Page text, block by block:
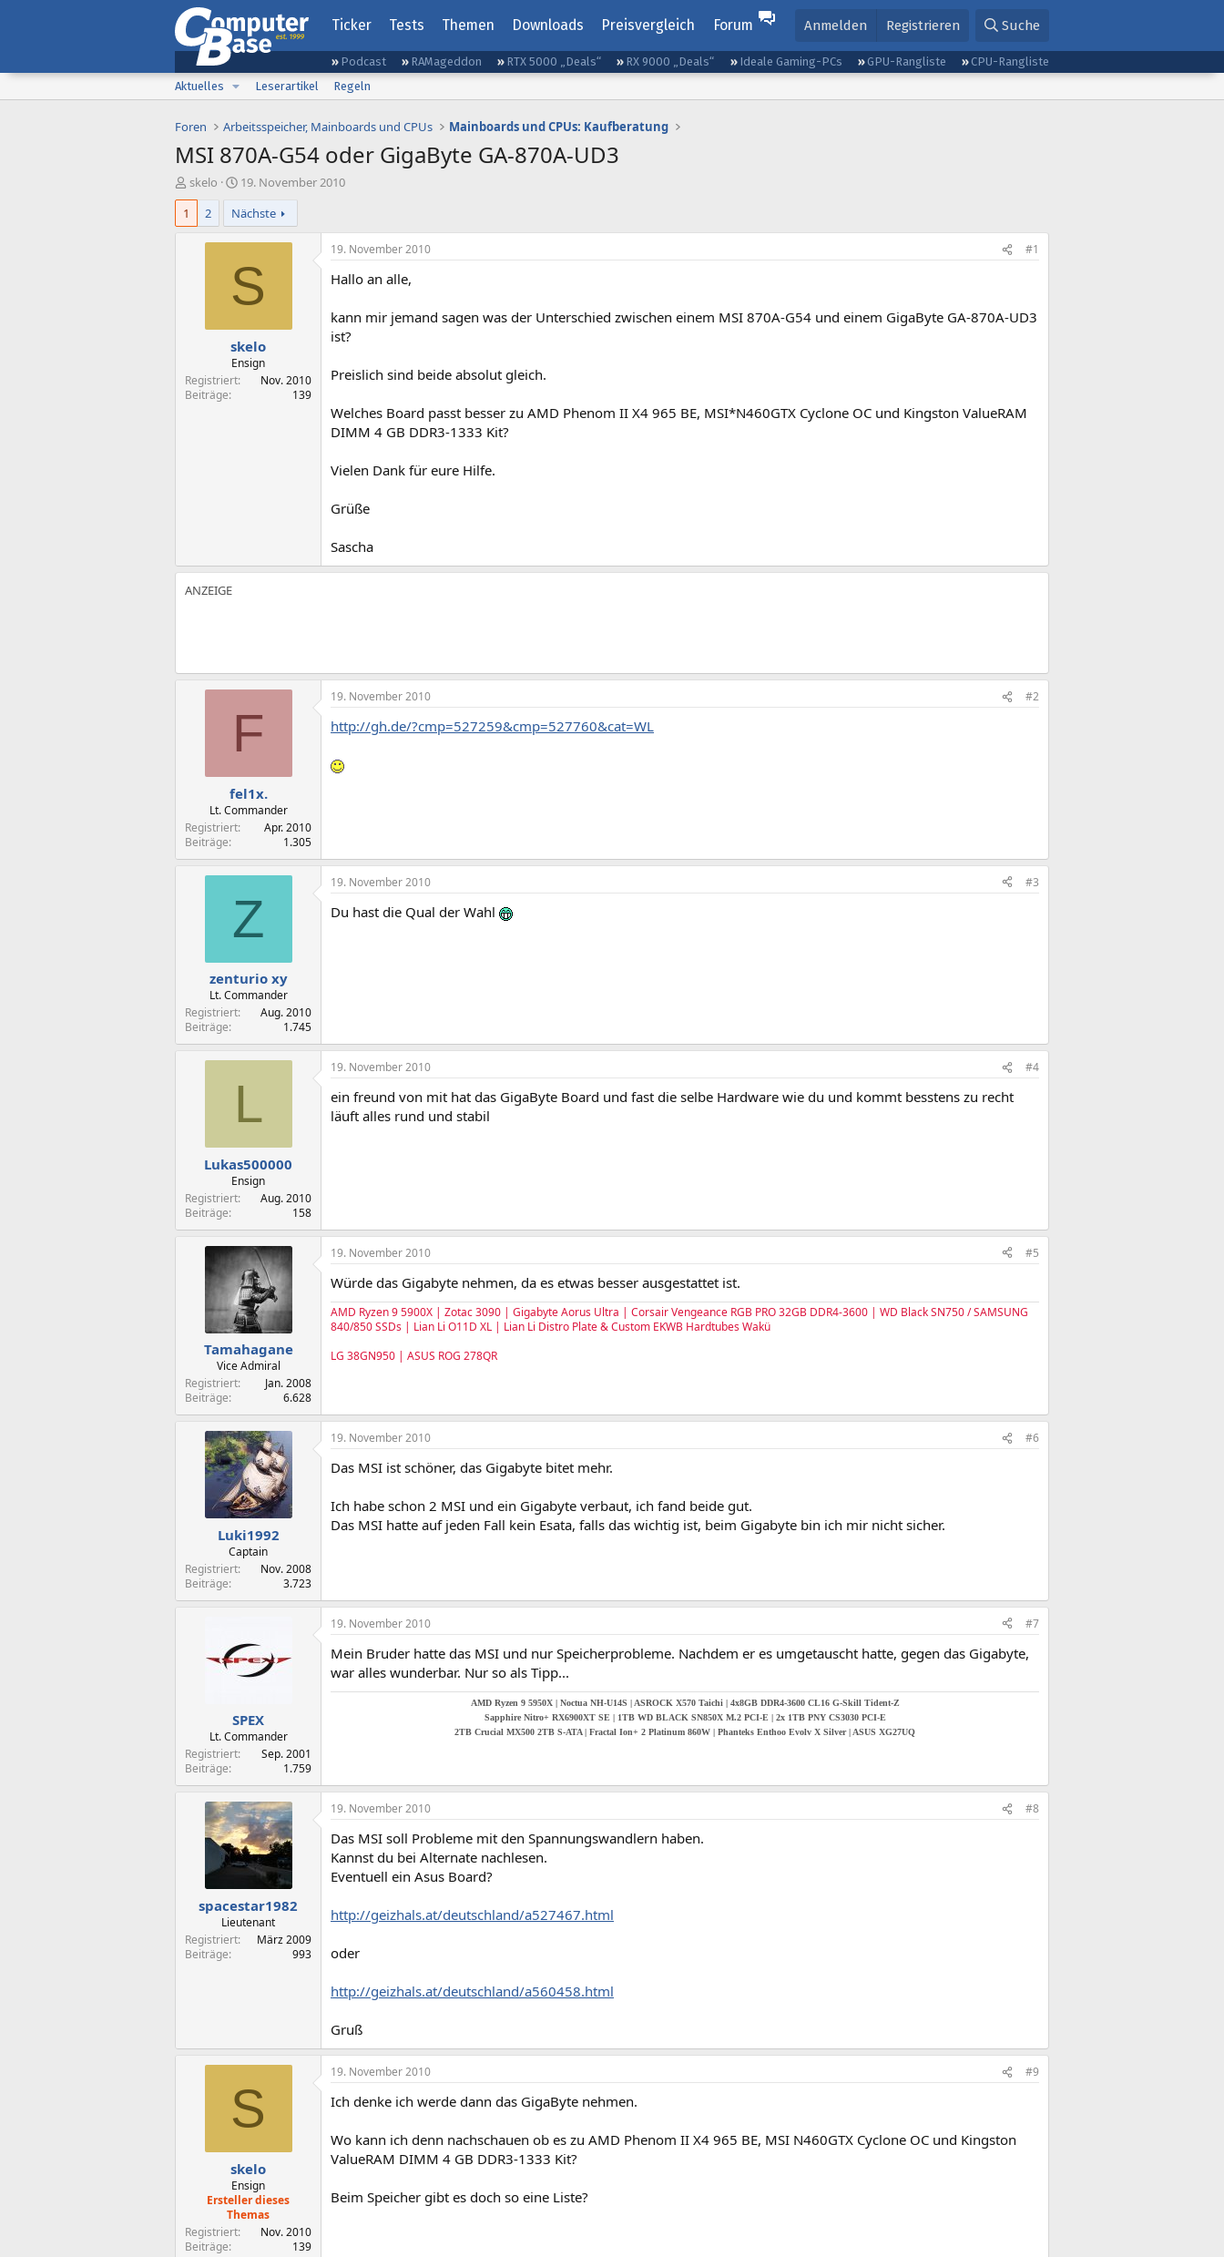
Ticker Tests Themen Downloads Preisvergleich Forum Anmelden Registrieren Suche
Podcast RAMageddon RTX 5000 „Deals“ RX 9000 „Deals“ Ideale Gaming-PCs GPU-Rangliste
CPU-Rangliste
Aktuelles
Leserartikel Regeln
Foren Arbeitsspeicher, Mainboards und CPUs Mainboards und CPUs: Kaufberatung
MSI 870A-G54 oder GigaByte GA-870A-UD3
E
r
t
skelo
E
r
s
t
e
l
t
m
19. November 2010
1
2 Nächste
S
skelo
Ensign
Registriert
Nov. 2010
Beiträge
139
19. November 2010 #1
Hallo an alle,
kann mir jemand sagen was der Unterschied zwischen einem MSI 870A-G54 und einem GigaByte GA-870A-UD3
ist?
Preislich sind beide absolut gleich.
Welches Board passt besser zu AMD Phenom II X4 965 BE, MSI*N460GTX Cyclone OC und Kingston ValueRAM
DIMM 4 GB DDR3-1333 Kit?
Vielen Dank für eure Hilfe.
Grüße
Sascha
F
fel1x.
Lt. Commander
Registriert
Apr. 2010
Beiträge
1.305
19. November 2010 #2
http://gh.de/?cmp=527259&cmp=527760&cat=WL
Z
zenturio xy
Lt. Commander
Registriert
Aug. 2010
Beiträge
1.745
19. November 2010 #3
Du hast die Qual der Wahl
L
Lukas500000
Ensign
Registriert
Aug. 2010
Beiträge
158
19. November 2010 #4
ein freund von mit hat das GigaByte Board und fast die selbe Hardware wie du und kommt besstens zu recht
läuft alles rund und stabil
Tamahagane
Vice Admiral
Registriert
Jan. 2008
Beiträge
6.628
19. November 2010 #5
Würde das Gigabyte nehmen, da es etwas besser ausgestattet ist.
AMD Ryzen 9 5900X | Zotac 3090 | Gigabyte Aorus Ultra | Corsair Vengeance RGB PRO 32GB DDR4-3600 | WD Black SN750 / SAMSUNG
840/850 SSDs | Lian Li O11D XL | Lian Li Distro Plate & Custom EKWB Hardtubes Wakü
LG 38GN950 | ASUS ROG 278QR
Luki1992
Captain
Registriert
Nov. 2008
Beiträge
3.723
19. November 2010 #6
Das MSI ist schöner, das Gigabyte bitet mehr.
Ich habe schon 2 MSI und ein Gigabyte verbaut, ich fand beide gut.
Das MSI hatte auf jeden Fall kein Esata, falls das wichtig ist, beim Gigabyte bin ich mir nicht sicher.
SPEX
Lt. Commander
Registriert
Sep. 2001
Beiträge
1.759
19. November 2010 #7
Mein Bruder hatte das MSI und nur Speicherprobleme. Nachdem er es umgetauscht hatte, gegen das Gigabyte,
war alles wunderbar. Nur so als Tipp...
AMD Ryzen 9 5950X | Noctua NH-U14S | ASROCK X570 Taichi | 4x8GB DDR4-3600 CL16 G-Skill Tident-Z
Sapphire Nitro+ RX6900XT SE | 1TB WD BLACK SN850X M.2 PCI-E | 2x 1TB PNY CS3030 PCI-E
2TB Crucial MX500 2TB S-ATA | Fractal Ion+ 2 Platinum 860W | Phanteks Enthoo Evolv X Silver | ASUS XG27UQ
spacestar1982
Lieutenant
Registriert
März 2009
Beiträge
993
19. November 2010 #8
Das MSI soll Probleme mit den Spannungswandlern haben.
Kannst du bei Alternate nachlesen.
Eventuell ein Asus Board?
http://geizhals.at/deutschland/a527467.html
oder
http://geizhals.at/deutschland/a560458.html
Gruß
S
skelo
Ensign
Ersteller dieses
Themas
Registriert
Nov. 2010
Beiträge
139
19. November 2010 #9
Ich denke ich werde dann das GigaByte nehmen.
Wo kann ich denn nachschauen ob es zu AMD Phenom II X4 965 BE, MSI N460GTX Cyclone OC und Kingston
ValueRAM DIMM 4 GB DDR3-1333 Kit?
Beim Speicher gibt es doch so eine Liste?